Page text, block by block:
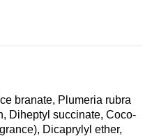
branate, Plumeria rubra
Diheptyl succinate, Coco-
Dicaprylyl ether,